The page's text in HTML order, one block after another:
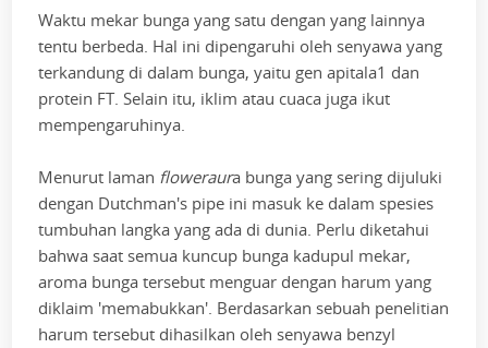
Waktu mekar bunga yang satu dengan yang lainnya
tentu berbeda. Hal ini dipengaruhi oleh senyawa yang
terkandung di dalam bunga, yaitu gen apitala1 dan
protein FT. Selain itu, iklim atau cuaca juga ikut
mempengaruhinya.
Menurut laman floweraura bunga yang sering dijuluki
dengan Dutchman's pipe ini masuk ke dalam spesies
tumbuhan langka yang ada di dunia. Perlu diketahui
bahwa saat semua kuncup bunga kadupul mekar,
aroma bunga tersebut menguar dengan harum yang
diklaim 'memabukkan'. Berdasarkan sebuah penelitian
harum tersebut dihasilkan oleh senyawa benzyl